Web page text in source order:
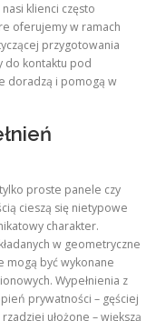
klienci często
oferujemy w ramach
przygotowania
do kontaktu pod
doradzą i pomogą w
proste panele czy
cieszą się nietypowe
charakter.
w geometryczne
mogą być wykonane
Wypełnienia z
prywatności – gęściej
ułożone – większą